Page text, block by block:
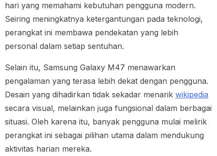
hari yang memahami kebutuhan pengguna modern.
Seiring meningkatnya ketergantungan pada teknologi,
perangkat ini membawa pendekatan yang lebih
personal dalam setiap sentuhan.
Selain itu, Samsung Galaxy M47 menawarkan
pengalaman yang terasa lebih dekat dengan pengguna.
Desain yang dihadirkan tidak sekadar menarik wikipedia
secara visual, melainkan juga fungsional dalam berbagai
situasi. Oleh karena itu, banyak pengguna mulai melirik
perangkat ini sebagai pilihan utama dalam mendukung
aktivitas harian mereka.